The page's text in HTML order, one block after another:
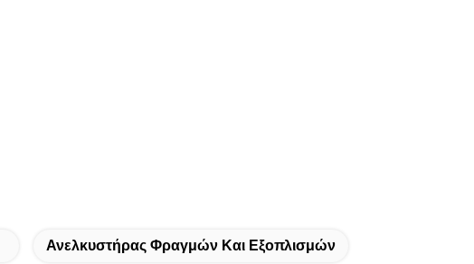
Ανελκυστήρας Φραγμών Και Εξοπλισμών